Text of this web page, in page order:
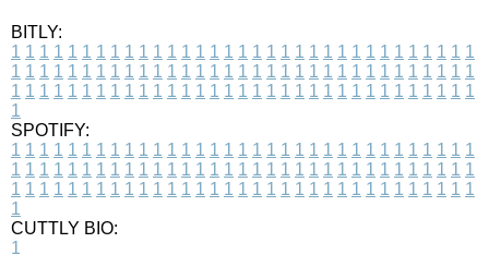
BITLY:
1 1 1 1 1 1 1 1 1 1 1 1 1 1 1 1 1 1 1 1 1 1 1 1 1 1 1 1 1 1 1 1 1
1 1 1 1 1 1 1 1 1 1 1 1 1 1 1 1 1 1 1 1 1 1 1 1 1 1 1 1 1 1 1 1 1
1 1 1 1 1 1 1 1 1 1 1 1 1 1 1 1 1 1 1 1 1 1 1 1 1 1 1 1 1 1 1 1 1
1
SPOTIFY:
1 1 1 1 1 1 1 1 1 1 1 1 1 1 1 1 1 1 1 1 1 1 1 1 1 1 1 1 1 1 1 1 1
1 1 1 1 1 1 1 1 1 1 1 1 1 1 1 1 1 1 1 1 1 1 1 1 1 1 1 1 1 1 1 1 1
1 1 1 1 1 1 1 1 1 1 1 1 1 1 1 1 1 1 1 1 1 1 1 1 1 1 1 1 1 1 1 1 1
1
CUTTLY BIO:
1